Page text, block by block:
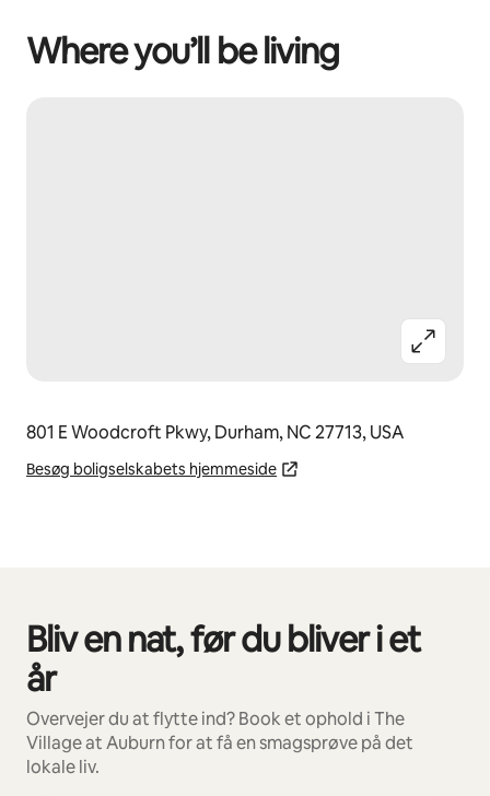
Where you’ll be living
801 E Woodcroft Pkwy, Durham, NC 27713, USA
Besøg boligselskabets hjemmeside
Bliv en nat, før du bliver i et
år
Overvejer du at flytte ind? Book et ophold i The
Village at Auburn for at få en smagsprøve på det
lokale liv.
0 af 0 elementer vises